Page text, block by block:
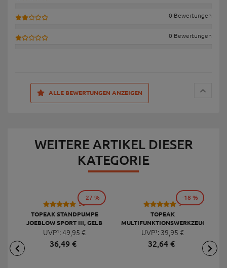
0 Bewertungen
0 Bewertungen
ALLE BEWERTUNGEN ANZEIGEN
WEITERE ARTIKEL DIESER
KATEGORIE
53
TOPEAK STANDPUMPE
JOEBLOW SPORT III, GELB
UVP¹:49,95 €
36,49€
-27 %
9
TOPEAK
MULTIFUNKTIONSWERKZEUG
MINI 20 PRO
UVP¹: 39,95 €
32,64€
-18 %